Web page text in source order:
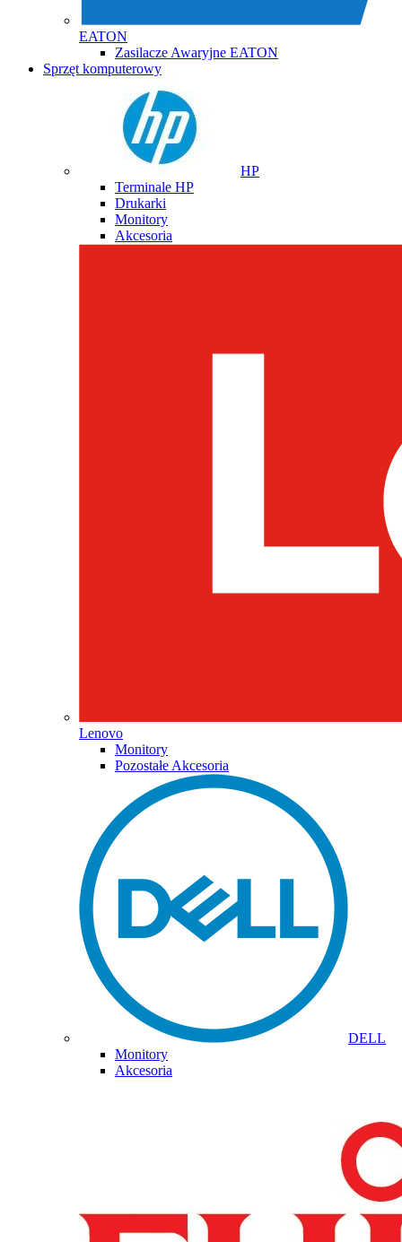
EATON
Zasilacze Awaryjne EATON
Sprzęt komputerowy
HP
Terminale HP
Drukarki
Monitory
Akcesoria
Lenovo
Monitory
Pozostałe Akcesoria
DELL
Monitory
Akcesoria